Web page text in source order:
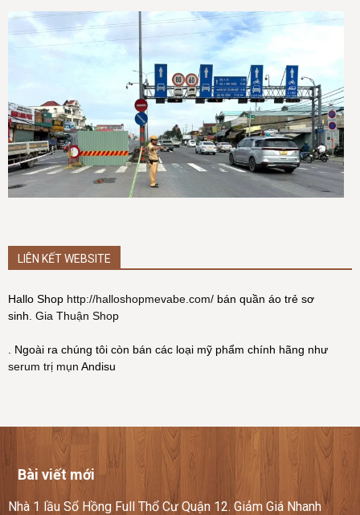
LIÊN KẾT WEBSITE
Hallo Shop http://halloshopmevabe.com/ bán quần áo trẻ sơ
sinh. Gia Thuận Shop
. Ngoài ra chúng tôi còn bán các loại mỹ phẩm chính hãng như
serum trị mụn Andisu
Bài viết mới
Nhà 1 lầu Sổ Hồng Full Thổ Cư Quận 12. Giảm Giá Nhanh